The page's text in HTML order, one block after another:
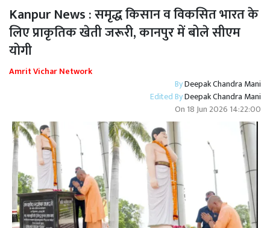
Kanpur News : समृद्ध किसान व विकसित भारत के
लिए प्राकृतिक खेती जरूरी, कानपुर में बोले सीएम
योगी
Amrit Vichar Network
ByDeepak Chandra Mani
Edited ByDeepak Chandra Mani
On 18 Jun 2026 14:22:00